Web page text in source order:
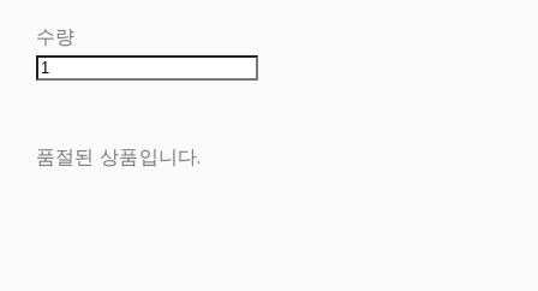
수량
품절된 상품입니다.